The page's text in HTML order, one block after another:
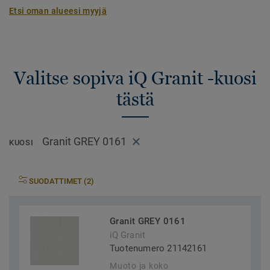
Etsi oman alueesi myyjä
Valitse sopiva iQ Granit -kuosi
tästä
KUOSI Granit GREY 0161
SUODATTIMET (2)
Granit GREY 0161
iQ Granit
Tuotenumero 21142161
Muoto ja koko